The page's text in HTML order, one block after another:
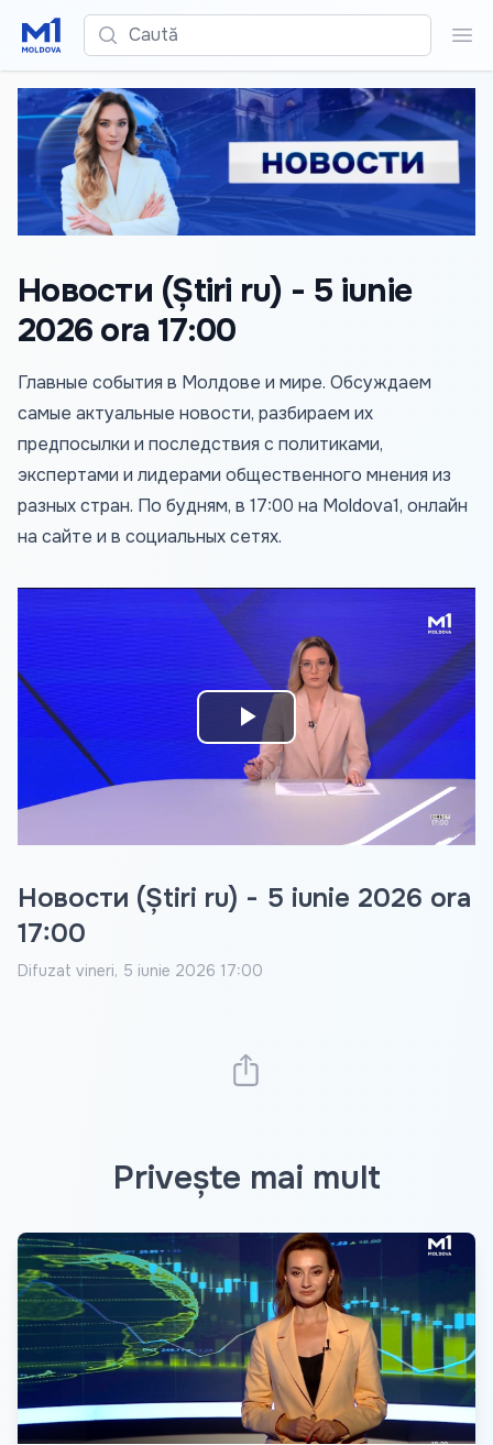
Caută
Новости (Știri ru) - 5 iunie
2026 ora 17:00
Главные события в Молдове и мире. Обсуждаем
самые актуальные новости, разбираем их
предпосылки и последствия с политиками,
экспертами и лидерами общественного мнения из
разных стран. По будням, в 17:00 на Moldova1, онлайн
на сайте и в социальных сетях.
Play
Video
Новости (Știri ru) - 5 iunie 2026 ora
17:00
Difuzat vineri, 5 iunie 2026 17:00
Privește mai mult